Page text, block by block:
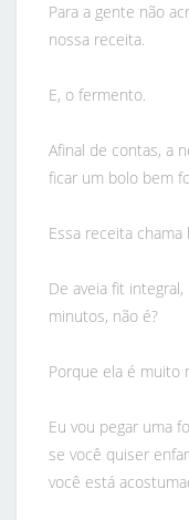
Para a gente não
nossa receita.
E, o fermento.
Afinal de contas, a
ficar um bolo bem
Essa receita
De aveia fit
minutos, não é?
Porque ela é muito
Eu vou pegar uma
se você quiser
você está